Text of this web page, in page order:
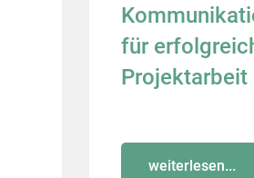
für
Projektarbeit
weiterlesen...